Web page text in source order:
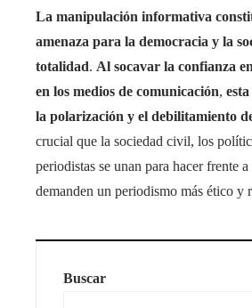
La manipulación informativa
amenaza para la democracia y la
totalidad. Al socavar la confianza
en los medios de comunicación,
la polarización y el debilitamiento
crucial que la sociedad civil, los
periodistas se unan para hacer frente
demanden un periodismo más ético y
Buscar